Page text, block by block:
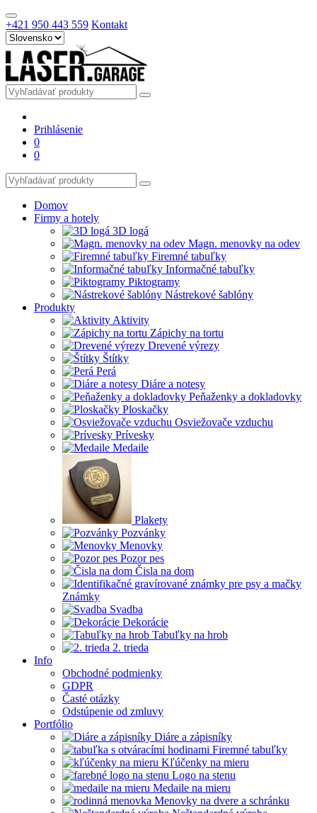
+421 950 443 559 Kontakt
Prihlásenie
0
0
Domov
Firmy a hotely
3D logá
Magn. menovky na odev
Firemné tabuľky
Informačné tabuľky
Piktogramy
Nástrekové šablóny
Produkty
Aktivity
Zápichy na tortu
Drevené výrezy
Štítky
Perá
Diáre a notesy
Peňaženky a dokladovky
Ploskačky
Osviežovače vzduchu
Prívesky
Medaile
Plakety
Pozvánky
Menovky
Pozor pes
Čisla na dom
Známky
Svadba
Dekorácie
Tabuľky na hrob
2. trieda
Info
Obchodné podmienky
GDPR
Časté otázky
Odstúpenie od zmluvy
Portfólio
Diáre a zápisníky
Firemné tabuľky
Kľúčenky na mieru
Logo na stenu
Medaile na mieru
Menovky na dvere a schránku